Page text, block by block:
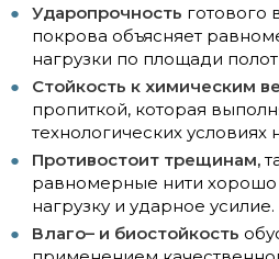
Ударопрочность
покрова объясняет
нагрузки по площади
Стойкость к химическим
пропиткой, которая
технологических условиях
Противостоит трещинам,
равномерные нити
нагрузку и ударное усилие.
Влаго– и биостойкость